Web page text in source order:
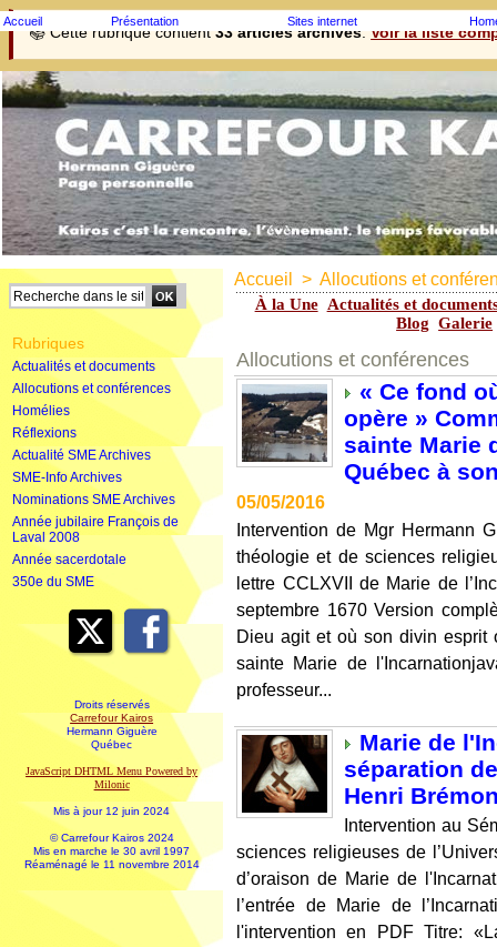
📚 Cette rubrique contient33 articles archivés.Voir la liste
Accueil Présentation Sites internet
Rubriques
Actualités et documents
Allocutions et conférences
Homélies
Réflexions
Actualité SME Archives
SME-Info Archives
Nominations SME Archives
Année jubilaire François de
Laval 2008
Année sacerdotale
350e du SME
Droits réservés
Carrefour Kairos
Hermann Giguère
Québec
JavaScript DHTML Menu Powered by
Milonic
Mis à jour 12 juin 2024
© Carrefour Kairos 2024
Mis en marche le 30 avril 1997
Réaménagé le 11 novembre 2014
Accueil > Allocutions et
À la Une Actualités et
Blog Galerie
Allocutions et conférences
« Ce fond
opère »
sainte Marie
Québec à
05/05/2016
Intervention de Mgr Hermann
théologie et de sciences
lettre CCLXVII de Marie de
septembre 1670 Version
Dieu agit et où son divin esprit
sainte Marie de
professeur...
Marie de
séparation
Henri
Intervention au
sciences religieuses de
d’oraison de Marie de
l’entrée de Marie de
l'intervention en PDF Titre: